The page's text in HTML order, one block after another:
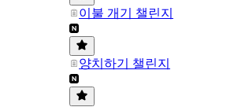
이불 개기 챌린지
양치하기 챌린지